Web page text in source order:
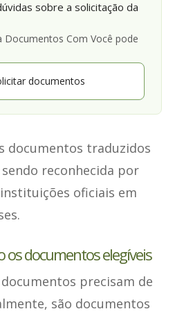
sobre a solicitação da
Documentos Com Você pode
documentos
documentos traduzidos
sendo reconhecida por
oficiais em
os documentos elegíveis
precisam de
são documentos